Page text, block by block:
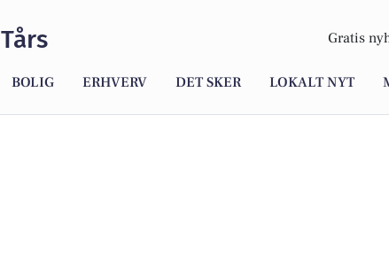
Tårs Gratis
BOLIG ERHVERV DET SKER LOKALT NYT